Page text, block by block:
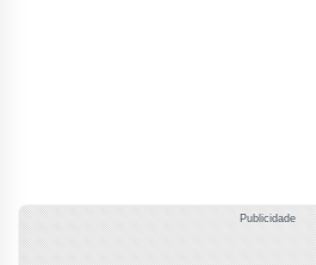
Publicidade